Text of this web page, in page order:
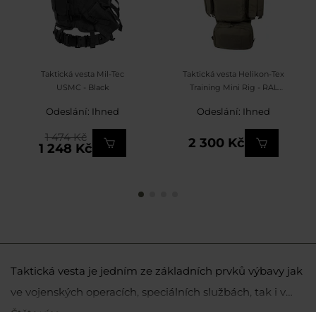
Taktická vesta Mil-Tec
USMC - Black
Odeslání: Ihned
1 248 Kč
1 474 Kč
Taktická vesta Helikon-Tex
Training Mini Rig - RAL
Odeslání: Ihned
2 300 Kč
Taktická vesta je jedním ze základních prvků výbavy jak
ve vojenských operacích, speciálních službách, tak i v